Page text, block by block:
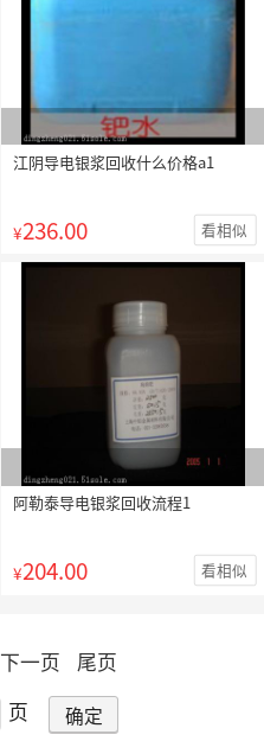
江阴导电银浆回收什么价格a1
¥236.00 看相似
阿勒泰导电银浆回收流程1
¥204.00 看相似
下一页
尾页
页 确定